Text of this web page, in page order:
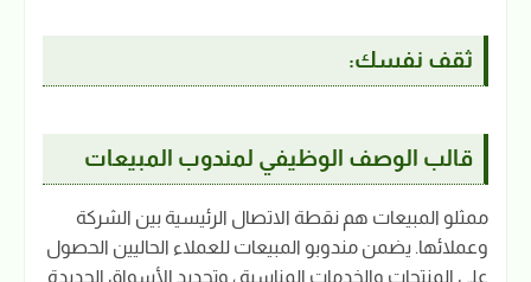
ثقف نفسك:
قالب الوصف الوظيفي لمندوب المبيعات
ممثلو المبيعات هم نقطة الاتصال الرئيسية بين الشركة
وعملائها. يضمن مندوبو المبيعات للعملاء الحاليين الحصول
على المنتجات والخدمات المناسبة ، وتحديد الأسواق الجديدة